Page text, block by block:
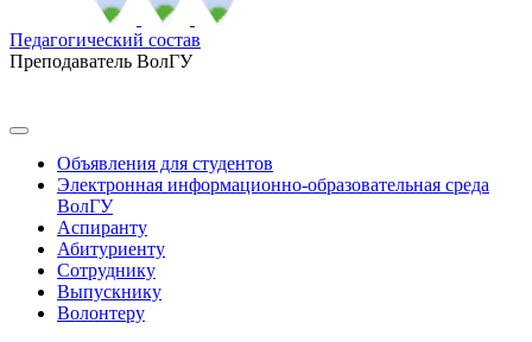
Педагогический состав
Преподаватель ВолГУ
Объявления для студентов
Электронная информационно-образовательная среда
ВолГУ
Аспиранту
Абитуриенту
Сотруднику
Выпускнику
Волонтеру